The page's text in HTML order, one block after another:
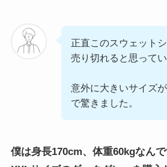
正直このスウェット
売り切れると思って
意外に大きいサイズ
で驚きました。
僕は身長170cm、体重60kgなん